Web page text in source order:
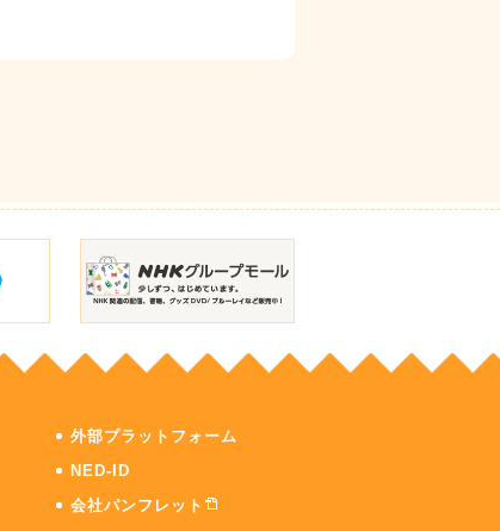
外部プラットフォーム
NED-ID
会社パンフレット